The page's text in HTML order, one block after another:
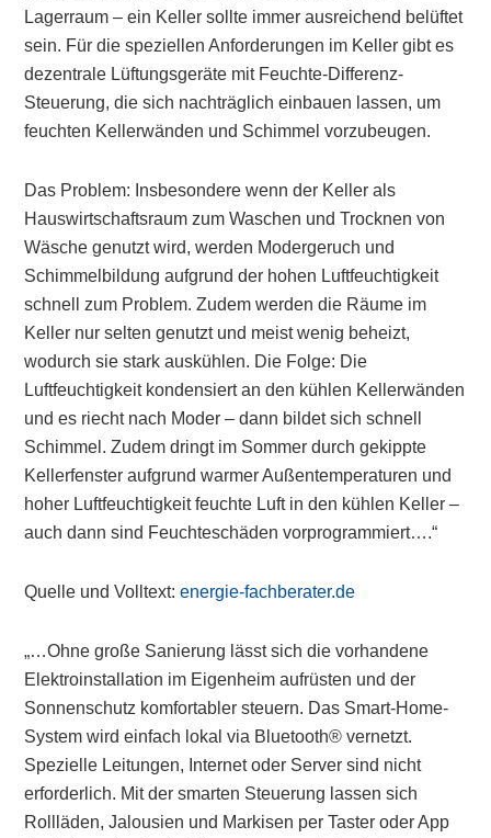
Lagerraum – ein Keller sollte immer ausreichend belüftet
sein. Für die speziellen Anforderungen im Keller gibt es
dezentrale Lüftungsgeräte mit Feuchte-Differenz-
Steuerung, die sich nachträglich einbauen lassen, um
feuchten Kellerwänden und Schimmel vorzubeugen.
Das Problem: Insbesondere wenn der Keller als
Hauswirtschaftsraum zum Waschen und Trocknen von
Wäsche genutzt wird, werden Modergeruch und
Schimmelbildung aufgrund der hohen Luftfeuchtigkeit
schnell zum Problem. Zudem werden die Räume im
Keller nur selten genutzt und meist wenig beheizt,
wodurch sie stark auskühlen. Die Folge: Die
Luftfeuchtigkeit kondensiert an den kühlen Kellerwänden
und es riecht nach Moder – dann bildet sich schnell
Schimmel. Zudem dringt im Sommer durch gekippte
Kellerfenster aufgrund warmer Außentemperaturen und
hoher Luftfeuchtigkeit feuchte Luft in den kühlen Keller –
auch dann sind Feuchteschäden vorprogrammiert….“
Quelle und Volltext:energie-fachberater.de
„…Ohne große Sanierung lässt sich die vorhandene
Elektroinstallation im Eigenheim aufrüsten und der
Sonnenschutz komfortabler steuern. Das Smart-Home-
System wird einfach lokal via Bluetooth® vernetzt.
Spezielle Leitungen, Internet oder Server sind nicht
erforderlich. Mit der smarten Steuerung lassen sich
Rollläden, Jalousien und Markisen per Taster oder App